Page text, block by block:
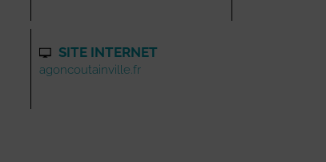
SITE INTERNET
agoncoutainville.fr